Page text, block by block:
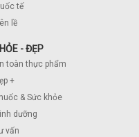
tế
lề
- ĐẸP
toàn thực phẩm
+
& Sức khỏe
dưỡng
vấn